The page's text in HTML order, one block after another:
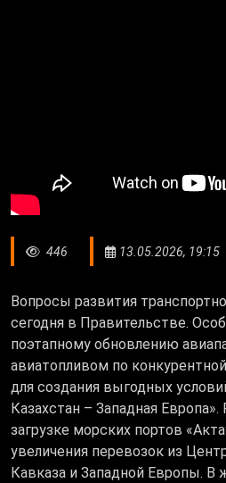
446 13.05.2026, 19:15
Вопросы развития
сегодня в Правительстве.
поэтапному обновлению
авиатопливом по
для создания выгодных
Казахстан – Западная
загрузке морских портов
увеличения перевозок из
Кавказа и Западной Европы. В